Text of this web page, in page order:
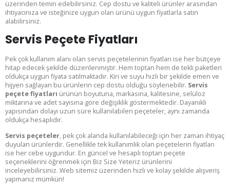
üzerinden temin edebilirsiniz. Cep dostu ve kaliteli ürünler arasından
ihtiyacınıza ve isteğinize uygun olan ürünü uygun fiyatlarla satın
alabilirsiniz.
Servis Peçete Fiyatları
Pek çok kullanım alanı olan servis peçetelerinin fiyatları ise her bütçeye
hitap edecek şekilde düzenlenmiştir. Hem toptan hem de tekli paketleri
oldukça uygun fiyata satılmaktadır. Kiri ve suyu hızlı bir şekilde emen ve
hijyen sağlayan bu ürünlerin cep dostu olduğu söylenebilir. Servis
peçete fiyatları ürünün boyutuna, markasına, kalitesine, selüloz
miktarına ve adet sayısına göre değişiklik göstermektedir. Dayanıklı
yapısından dolayı uzun süre kullanılabilen peçeteler, aynı zamanda
oldukça hesaplıdır.
Servis peçeteler, pek çok alanda kullanılabileceği için her zaman ihtiyaç
duyulan ürünlerdir. Genellikle tek kullanımlık olan peçetelerin fiyatları
ise her cebe uygundur. En güncel ve hesaplı toptan peçete
seçeneklerini öğrenmek için Biz Size Yeteriz ürünlerini
inceleyebilirsiniz. Web sitemiz üzerinden hızlı ve kolay şekilde alışveriş
yapmanız mümkün!